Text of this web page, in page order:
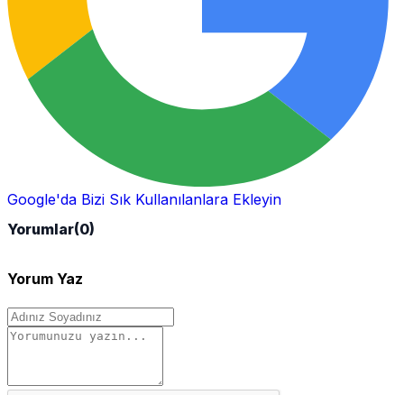
Google'da Bizi Sık Kullanılanlara Ekleyin
Yorumlar(0)
Yorum Yaz